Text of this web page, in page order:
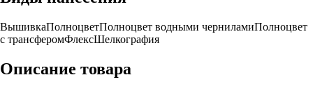
ВышивкаПолноцветПолноцвет водными черниламиПолноцвет
с трансферомФлексШелкография
Описание товара